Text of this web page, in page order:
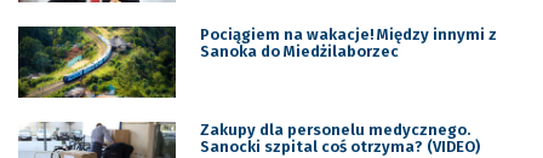
Pociągiem na wakacje! Między innymi z
Sanoka do Miedżilaborzec
Zakupy dla personelu medycznego.
Sanocki szpital coś otrzyma? (VIDEO)